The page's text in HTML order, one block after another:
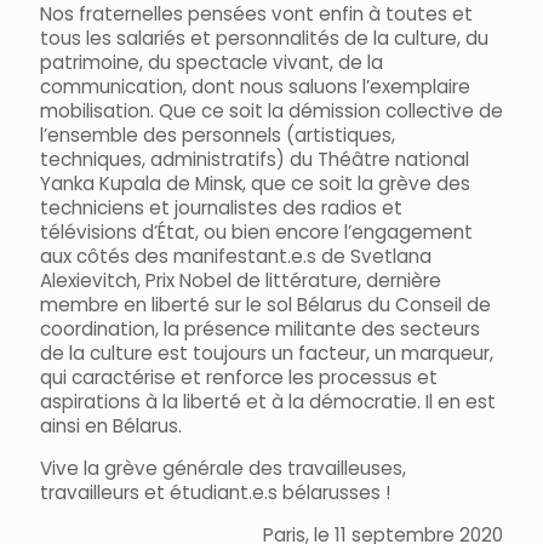
Nos fraternelles pensées vont enfin à toutes et
tous les salariés et personnalités de la culture, du
patrimoine, du spectacle vivant, de la
communication, dont nous saluons l’exemplaire
mobilisation. Que ce soit la démission collective de
l’ensemble des personnels (artistiques,
techniques, administratifs) du Théâtre national
Yanka Kupala de Minsk, que ce soit la grève des
techniciens et journalistes des radios et
télévisions d’État, ou bien encore l’engagement
aux côtés des manifestant.e.s de Svetlana
Alexievitch, Prix Nobel de littérature, dernière
membre en liberté sur le sol Bélarus du Conseil de
coordination, la présence militante des secteurs
de la culture est toujours un facteur, un marqueur,
qui caractérise et renforce les processus et
aspirations à la liberté et à la démocratie. Il en est
ainsi en Bélarus.
Vive la grève générale des travailleuses,
travailleurs et étudiant.e.s bélarusses !
Paris, le 11 septembre 2020